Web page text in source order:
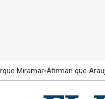
Miramar Afirman que